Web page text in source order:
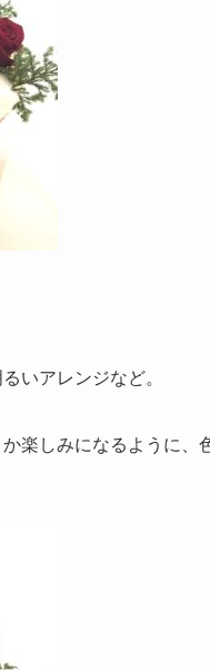
いアレンジなど。
楽しみになるように